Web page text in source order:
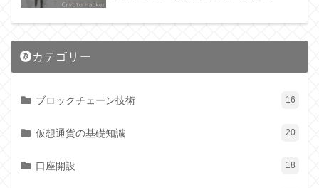
カテゴリー
ブロックチェーン技術 16
仮想通貨の基礎知識 20
口座開設 18